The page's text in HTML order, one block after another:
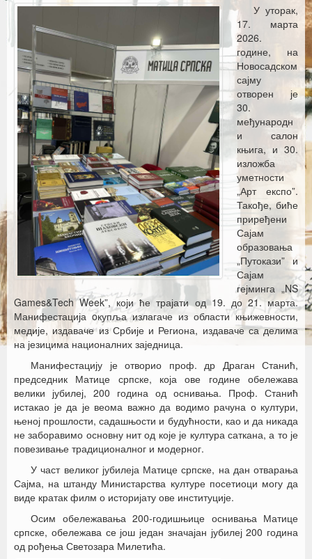
Летопис Матице српске
Гласник Матице српске
Е–издања
Вести
Најаве
У уторак,
17. марта
2026.
године, на
Новосадском
сајму
отворен је
30.
међународн
и салон
књига, и 30.
изложба
уметности
„Арт експо”.
Такође, биће
приређени
Сајам
образовања
„Путокази” и
Сајам
гејминга „NS
Games&Tech Week”, који ће трајати од 19. до 21. марта.
Манифестација oкупља излагаче из области књижевности,
медије, издаваче из Србије и Региона, издаваче са делима
на језицима националних заједница.
Манифестацију је отворио проф. др Драган Станић,
председник Матице српске, која ове године обележава
велики јубилеј, 200 година од оснивања. Проф. Станић
истакао је да је веома важно да водимо рачуна о култури,
њеној прошлости, садашњости и будућности, као и да никада
не заборавимо основну нит од које је култура саткана, а то је
повезивање традиционалног и модерног.
У част великог јубилеја Матице српске, на дан отварања
Сајма, на штанду Министарства културе посетиоци могу да
виде кратак филм о историјату ове институције.
Осим обележавања 200-годишњице оснивања Матице
српске, обележава се још један значајан јубилеј 200 година
од рођења Светозара Милетића.